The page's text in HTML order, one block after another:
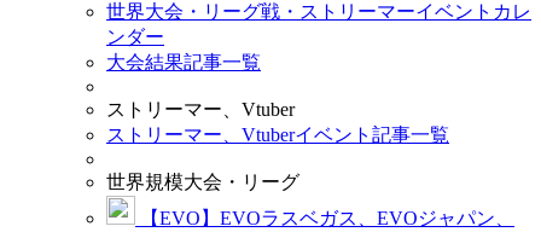
世界大会・リーグ戦・ストリーマーイベントカレ
ンダー
大会結果記事一覧
ストリーマー、Vtuber
ストリーマー、Vtuberイベント記事一覧
世界規模大会・リーグ
【EVO】EVOラスベガス、EVOジャパン、